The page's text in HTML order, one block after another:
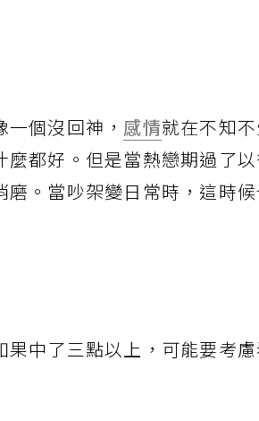
個沒回神， 感情就在不知
都好。但是當熱戀期過了
。當吵架變日常時，這時
中了三點以上，可能要考